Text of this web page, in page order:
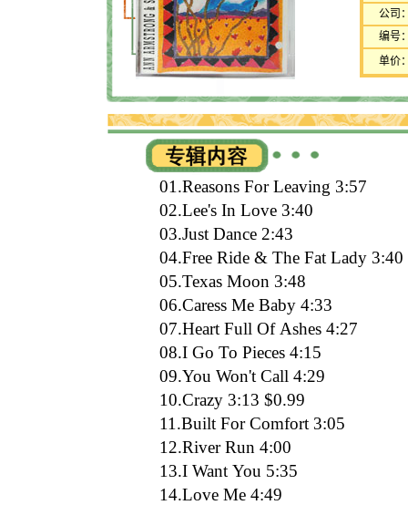
公司
编号
单价
01.Reasons For Leaving 3:57
02.Lee's In Love 3:40
03.Just Dance 2:43
04.Free Ride & The Fat Lady
05.Texas Moon 3:48
06.Caress Me Baby 4:33
07.Heart Full Of Ashes 4:27
08.I Go To Pieces 4:15
09.You Won't Call 4:29
10.Crazy 3:13 $0.99
11.Built For Comfort 3:05
12.River Run 4:00
13.I Want You 5:35
14.Love Me 4:49